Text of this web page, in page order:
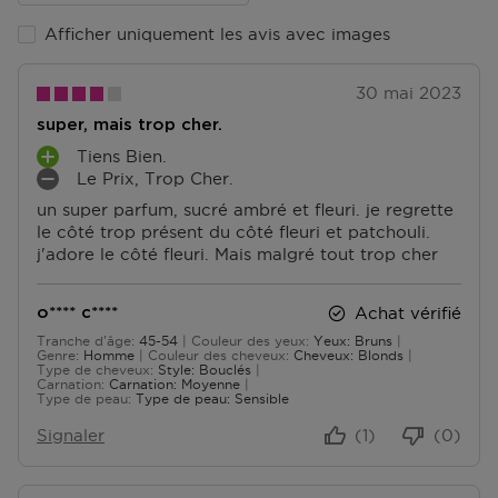
track & trace.
Accédez à plus d’informations et à la FAQ sur la
Retourner
Après réception de votre commande, vous disposez
de 14 jours pour la retourner (partiellement) ou
l'annuler. Après l'annulation, vous disposez d'un délai
supplémentaire de 14 jours pour retourner les produits.
Pour annuler votre commande, vous pouvez nous
contacter ou utiliser le formulaire de retour
Échange ou retour en magasin
ous pouvez également retourner ou échanger le
produit dans un magasin près de chez vous. Vous
n’avez pas besoin de remplir un formulaire de retour
Afficher uniquement les avis avec images
30 mai 2023
super, mais trop cher.
un super parfum, sucré ambré et fleuri. je regrette
le côté trop présent du côté fleuri et patchouli.
j'adore le côté fleuri. Mais malgré tout trop cher
A
V
A
N
T
E
S
Tiens Bien.
I
N
C
O
É
N
I
E
T
Le Prix, Trop Cher.
o**** c****
Tranche d'âge
De 45 à 54 45-54 Couleur des yeux
Yeux: Bruns
Genre
Homme Couleur des cheveux
Cheveux: Blonds
Type de cheveux
Style: Bouclés
Carnation
Carnation: Moyenne
Type de peau Type de peau: Sensible
Achat vérifié
Signaler (0)
(1)